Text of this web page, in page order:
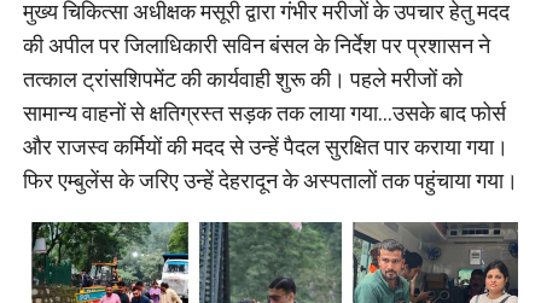
मुख्य चिकित्सा अधीक्षक मसूरी द्वारा गंभीर मरीजों के उपचार हेतु मदद
की अपील पर जिलाधिकारी सविन बंसल के निर्देश पर प्रशासन ने
तत्काल ट्रांसशिपमेंट की कार्यवाही शुरू की। पहले मरीजों को
सामान्य वाहनों से क्षतिग्रस्त सड़क तक लाया गया…उसके बाद फोर्स
और राजस्व कर्मियों की मदद से उन्हें पैदल सुरक्षित पार कराया गया।
फिर एम्बुलेंस के जरिए उन्हें देहरादून के अस्पतालों तक पहुंचाया गया।